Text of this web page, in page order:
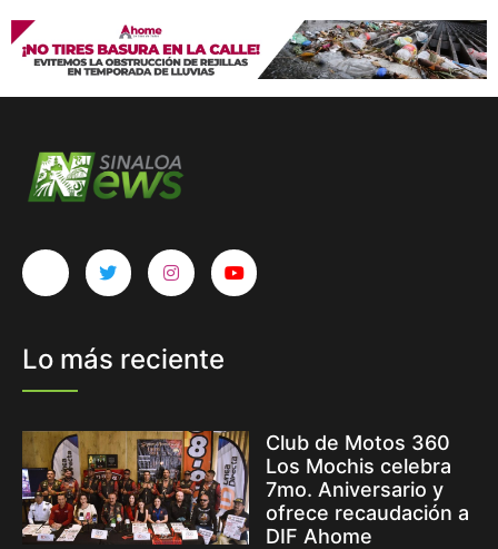
Lo más reciente
Club de Motos 360
Los Mochis celebra
7mo. Aniversario y
ofrece recaudación a
DIF Ahome